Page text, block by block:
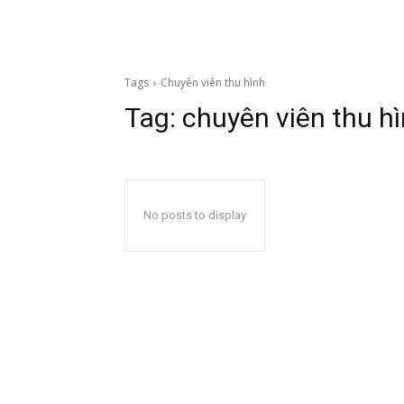
Tags Chuyên viên thu hình
Tag: chuyên viên thu
No posts to display